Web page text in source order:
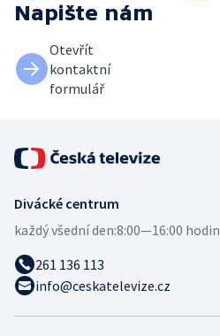
Napište nám
Otevřít
kontaktní
formulář
Divácké centrum
každý všední den:8:00—16:00 hodin
261 136 113
info@ceskatelevize.cz